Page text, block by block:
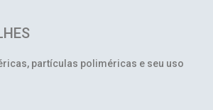
partículas poliméricas e seu uso